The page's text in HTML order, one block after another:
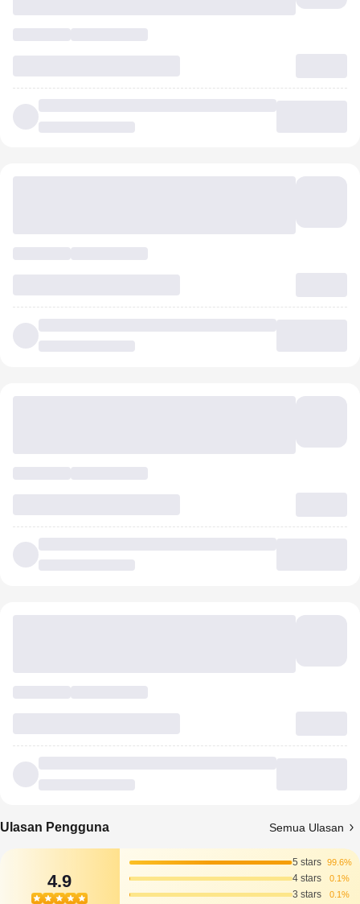
Ulasan Pengguna Semua Ulasan
4.9
5 stars 99.6%
4 stars 0.1%
3 stars 0.1%